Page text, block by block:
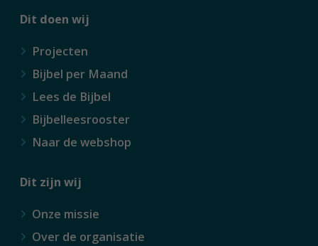
Dit doen wij
Projecten
Bijbel per Maand
Lees de Bijbel
Bijbelleesrooster
Naar de webshop
Dit zijn wij
Onze missie
Over de organisatie